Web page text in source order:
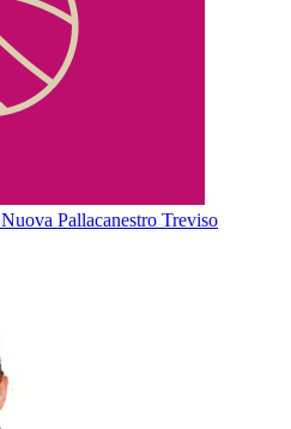
Nuova Pallacanestro Treviso